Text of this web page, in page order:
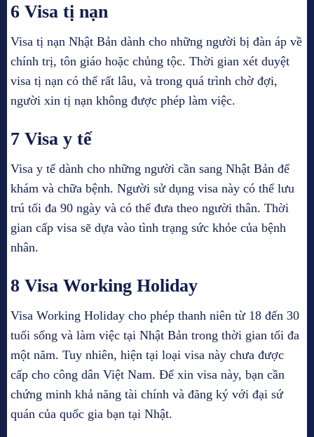
6 Visa tị nạn
Visa tị nạn Nhật Bản dành cho những người bị đàn áp về
chính trị, tôn giáo hoặc chủng tộc. Thời gian xét duyệt
visa tị nạn có thể rất lâu, và trong quá trình chờ đợi,
người xin tị nạn không được phép làm việc.
7 Visa y tế
Visa y tế dành cho những người cần sang Nhật Bản để
khám và chữa bệnh. Người sử dụng visa này có thể lưu
trú tối đa 90 ngày và có thể đưa theo người thân. Thời
gian cấp visa sẽ dựa vào tình trạng sức khỏe của bệnh
nhân.
8 Visa Working Holiday
Visa Working Holiday cho phép thanh niên từ 18 đến 30
tuổi sống và làm việc tại Nhật Bản trong thời gian tối đa
một năm. Tuy nhiên, hiện tại loại visa này chưa được
cấp cho công dân Việt Nam. Để xin visa này, bạn cần
chứng minh khả năng tài chính và đăng ký với đại sứ
quán của quốc gia bạn tại Nhật.